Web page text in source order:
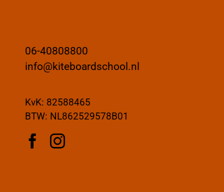
06-40808800
info@kiteboardschool.nl
KvK: 82588465
BTW: NL862529578B01